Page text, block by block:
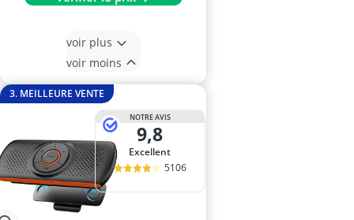
voir plus
voir moins
3. MEILLEURE VENTE
NOTRE AVIS
9,8
Excellent
5106